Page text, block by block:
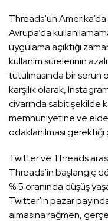
Threads’ün
Avrupa’da
uygulama açıktığı
kullanım sürelerinin
tutulmasında bir sorun
karşılık olarak,
civarında sabit şekilde
memnuniyetine ve
odaklanılması
Twitter ve Threads
Threads’in başlangıç
% 5 oranında düşüş
Twitter’ın pazar
almasına rağmen,